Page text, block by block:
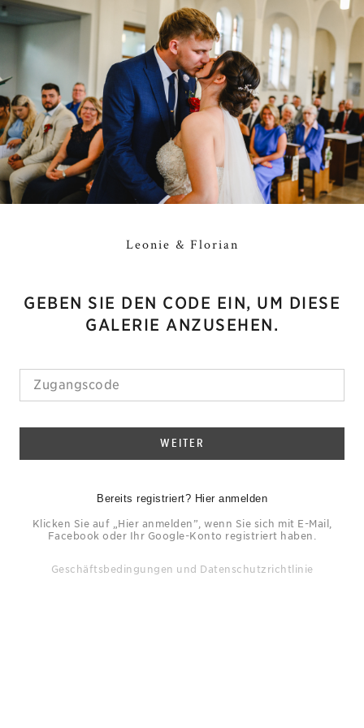
Leonie & Florian
GEBEN SIE DEN CODE EIN, UM DIESE
GALERIE ANZUSEHEN.
WEITER
Bereits registriert? Hier anmelden
Klicken Sie auf „Hier anmelden”, wenn Sie sich mit E-Mail,
Facebook oder Ihr Google-Konto registriert haben.
Geschäftsbedingungen und Datenschutzrichtlinie